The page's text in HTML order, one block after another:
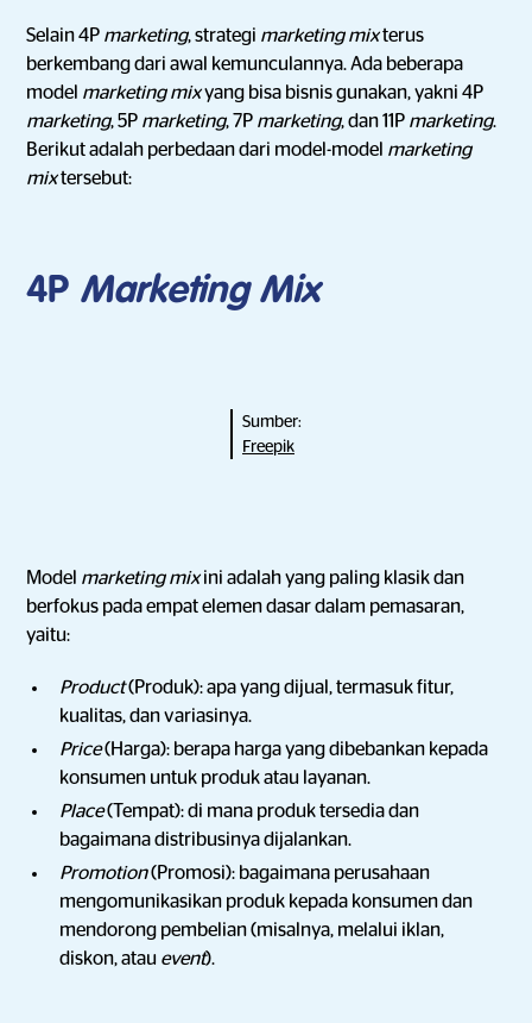
Selain 4P marketing, strategi marketing mixterus
berkembang dari awal kemunculannya. Ada beberapa
model marketing mixyang bisa bisnis gunakan, yakni 4P
marketing, 5P marketing, 7P marketing, dan 11P marketing.
Berikut adalah perbedaan dari model-model marketing
mixtersebut:
4P Marketing Mix
Sumber:
Freepik
Model marketing mixini adalah yang paling klasik dan
berfokus pada empat elemen dasar dalam pemasaran,
yaitu:
Product(Produk): apa yang dijual, termasuk fitur,
kualitas, dan variasinya.
Price(Harga): berapa harga yang dibebankan kepada
konsumen untuk produk atau layanan.
Place(Tempat): di mana produk tersedia dan
bagaimana distribusinya dijalankan.
Promotion(Promosi): bagaimana perusahaan
mengomunikasikan produk kepada konsumen dan
mendorong pembelian (misalnya, melalui iklan,
diskon, atau event).